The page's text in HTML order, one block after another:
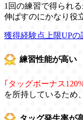
1回の練習で得られ
伸ばすのにかなり役
獲得経験点上限UPの
練習性能が高い
｢タッグボーナス
を所持しているため
タッグ発生率が